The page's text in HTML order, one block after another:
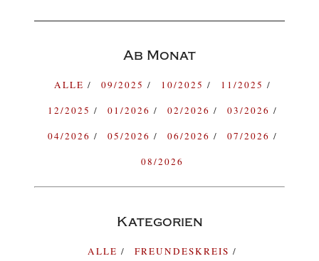
Ab Monat
ALLE 09/2025 10/2025
11/2025
12/2025
01/2026 02/2026
03/2026
04/2026
05/2026 06/2026
07/2026
08/2026
Kategorien
ALLE
FREUNDESKREIS